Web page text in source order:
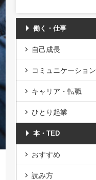
働く・仕事
自己成長
コミュニケーション
キャリア・転職
ひとり起業
本・TED
おすすめ
読み方